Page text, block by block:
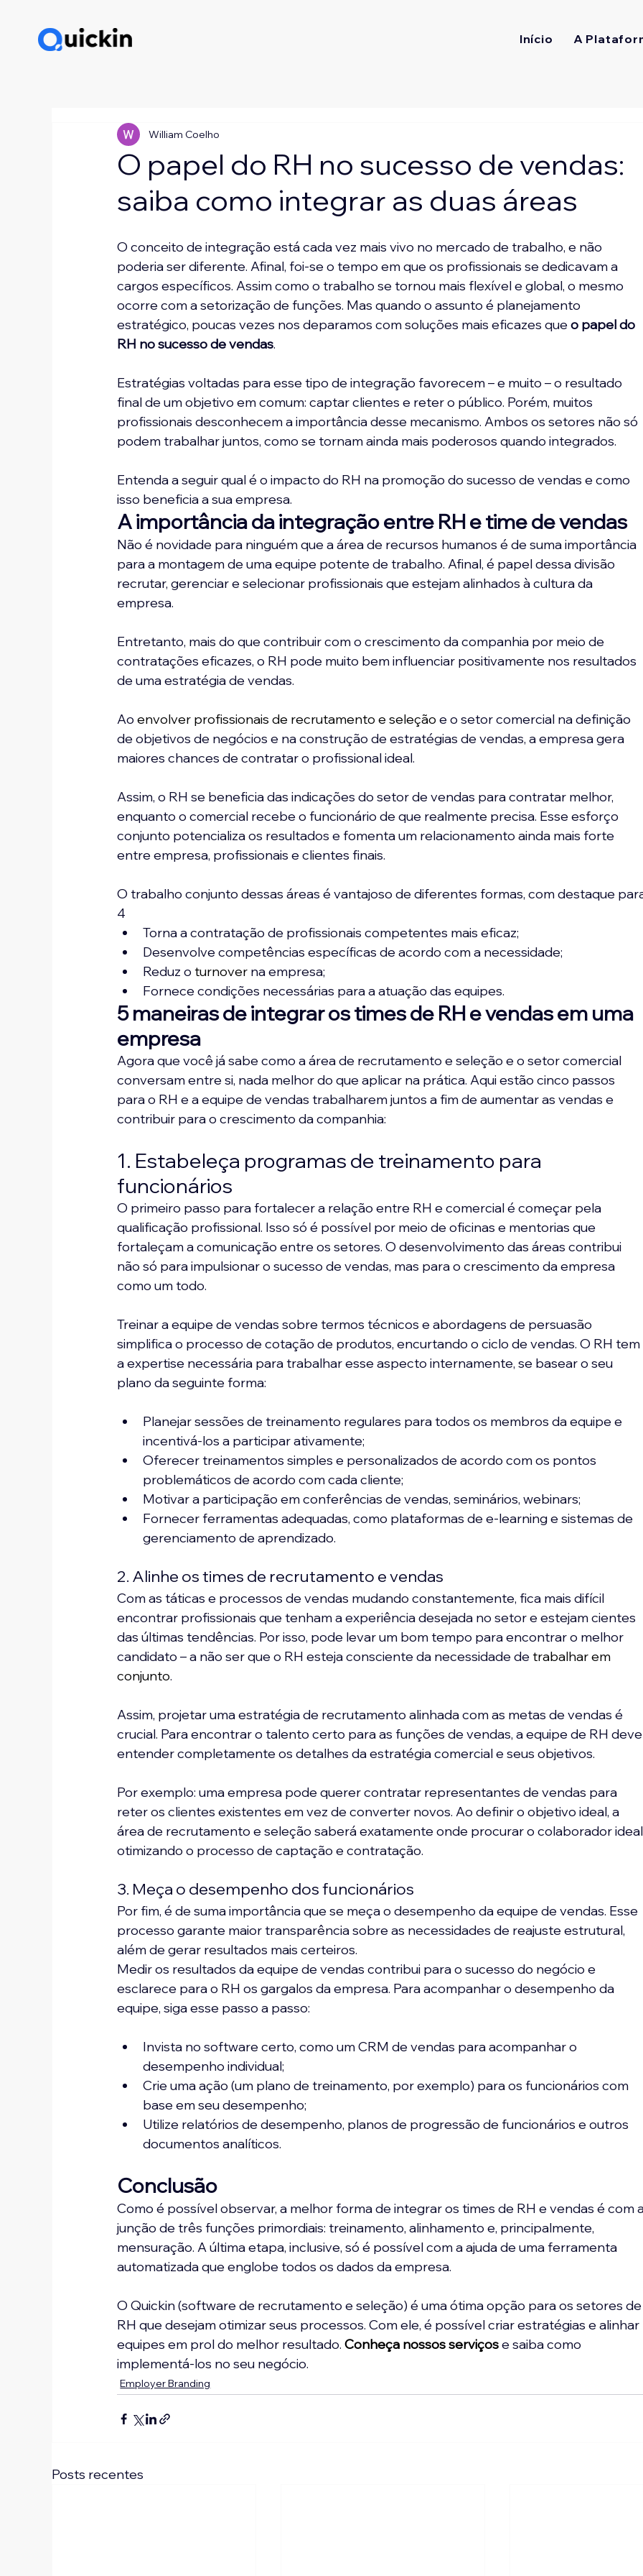
Início A
O papel do RH no sucesso de vendas:
saiba como integrar as duas áreas
William Coelho
O conceito de integração está cada vez mais vivo no mercado de trabalho, e não
poderia ser diferente. Afinal, foi-se o tempo em que os profissionais se dedicavam a
cargos específicos. Assim como o trabalho se tornou mais flexível e global, o mesmo
ocorre com a setorização de funções. Mas quando o assunto é planejamento
estratégico, poucas vezes nos deparamos com soluções mais eficazes que o papel do
RH no sucesso de vendas.
Estratégias voltadas para esse tipo de integração favorecem – e muito – o resultado
final de um objetivo em comum: captar clientes e reter o público. Porém, muitos
profissionais desconhecem a importância desse mecanismo. Ambos os setores não só
podem trabalhar juntos, como se tornam ainda mais poderosos quando integrados.
Entenda a seguir qual é o impacto do RH na promoção do sucesso de vendas e como
isso beneficia a sua empresa.
A importância da integração entre RH e time de vendas
Não é novidade para ninguém que a área de recursos humanos é de suma importância
para a montagem de uma equipe potente de trabalho. Afinal, é papel dessa divisão
recrutar, gerenciar e selecionar profissionais que estejam alinhados à cultura da
empresa.
Entretanto, mais do que contribuir com o crescimento da companhia por meio de
contratações eficazes, o RH pode muito bem influenciar positivamente nos resultados
de uma estratégia de vendas.
Ao envolver profissionais de recrutamento e seleção e o setor comercial na definição
de objetivos de negócios e na construção de estratégias de vendas, a empresa gera
maiores chances de contratar o profissional ideal.
Assim, o RH se beneficia das indicações do setor de vendas para contratar melhor,
enquanto o comercial recebe o funcionário de que realmente precisa. Esse esforço
conjunto potencializa os resultados e fomenta um relacionamento ainda mais forte
entre empresa, profissionais e clientes finais.
O trabalho conjunto dessas áreas é vantajoso de diferentes formas, com destaque
4
Torna a contratação de profissionais competentes mais eficaz;
Desenvolve competências específicas de acordo com a necessidade;
Reduz o turnover na empresa;
Fornece condições necessárias para a atuação das equipes.
5 maneiras de integrar os times de RH e vendas em uma
empresa
Agora que você já sabe como a área de recrutamento e seleção e o setor comercial
conversam entre si, nada melhor do que aplicar na prática. Aqui estão cinco passos
para o RH e a equipe de vendas trabalharem juntos a fim de aumentar as vendas e
contribuir para o crescimento da companhia:
1. Estabeleça programas de treinamento para
funcionários
O primeiro passo para fortalecer a relação entre RH e comercial é começar pela
qualificação profissional. Isso só é possível por meio de oficinas e mentorias que
fortaleçam a comunicação entre os setores. O desenvolvimento das áreas contribui
não só para impulsionar o sucesso de vendas, mas para o crescimento da empresa
como um todo.
Treinar a equipe de vendas sobre termos técnicos e abordagens de persuasão
simplifica o processo de cotação de produtos, encurtando o ciclo de vendas. O RH tem
a expertise necessária para trabalhar esse aspecto internamente, se basear o seu
plano da seguinte forma:
Planejar sessões de treinamento regulares para todos os membros da equipe e
incentivá-los a participar ativamente;
Oferecer treinamentos simples e personalizados de acordo com os pontos
problemáticos de acordo com cada cliente;
Motivar a participação em conferências de vendas, seminários, webinars;
Fornecer ferramentas adequadas, como plataformas de e-learning e sistemas de
gerenciamento de aprendizado.
2. Alinhe os times de recrutamento e vendas
Com as táticas e processos de vendas mudando constantemente, fica mais difícil
encontrar profissionais que tenham a experiência desejada no setor e estejam cientes
das últimas tendências. Por isso, pode levar um bom tempo para encontrar o melhor
candidato – a não ser que o RH esteja consciente da necessidade de trabalhar em
conjunto.
Assim, projetar uma estratégia de recrutamento alinhada com as metas de vendas é
crucial. Para encontrar o talento certo para as funções de vendas, a equipe de RH
entender completamente os detalhes da estratégia comercial e seus objetivos.
Por exemplo: uma empresa pode querer contratar representantes de vendas para
reter os clientes existentes em vez de converter novos. Ao definir o objetivo ideal, a
área de recrutamento e seleção saberá exatamente onde procurar o colaborador
otimizando o processo de captação e contratação.
3. Meça o desempenho dos funcionários
Por fim, é de suma importância que se meça o desempenho da equipe de vendas. Esse
processo garante maior transparência sobre as necessidades de reajuste estrutural,
além de gerar resultados mais certeiros.
Medir os resultados da equipe de vendas contribui para o sucesso do negócio e
esclarece para o RH os gargalos da empresa. Para acompanhar o desempenho da
equipe, siga esse passo a passo:
Invista no software certo, como um CRM de vendas para acompanhar o
desempenho individual;
Crie uma ação (um plano de treinamento, por exemplo) para os funcionários com
base em seu desempenho;
Utilize relatórios de desempenho, planos de progressão de funcionários e outros
documentos analíticos.
Conclusão
Como é possível observar, a melhor forma de integrar os times de RH e vendas é com
junção de três funções primordiais: treinamento, alinhamento e, principalmente,
mensuração. A última etapa, inclusive, só é possível com a ajuda de uma ferramenta
automatizada que englobe todos os dados da empresa.
O Quickin (software de recrutamento e seleção) é uma ótima opção para os setores
RH que desejam otimizar seus processos. Com ele, é possível criar estratégias e alinhar
equipes em prol do melhor resultado. Conheça nossos serviçose saiba como
implementá-los no seu negócio.
Employer Branding
Posts recentes